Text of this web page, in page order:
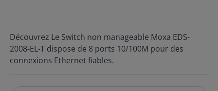
Découvrez Le Switch non manageable Moxa EDS-
2008-EL-T dispose de 8 ports 10/100M pour des
connexions Ethernet fiables.